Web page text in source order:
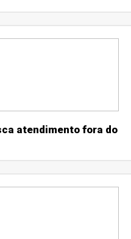
atendimento fora do